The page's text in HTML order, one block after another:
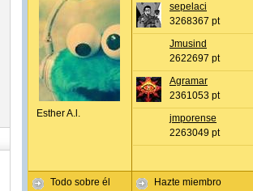
Esther A.l.
Todo sobre él
sepelaci
3268367 pt
Jmusind
2622697 pt
Agramar
2361053 pt
jmporense
2263049 pt
Hazte miembro